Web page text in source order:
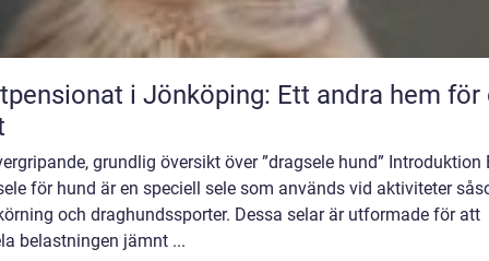
i Jönköping: Ett andra hem för
grundlig översikt över ”dragsele hund” Introduktion
för hund är en speciell sele som används vid aktiviteter
och draghundssporter. Dessa selar är utformade för att
belastningen jämnt ...